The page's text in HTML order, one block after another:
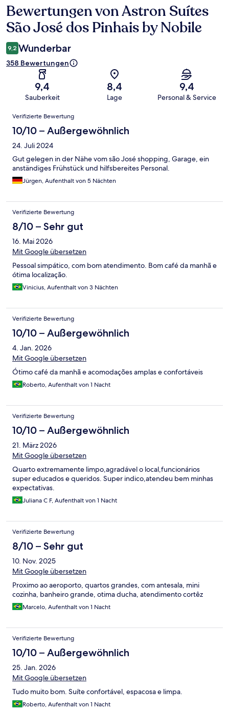
Bewertungen
Bewertungen von Astron Suítes
São José dos Pinhais by Nobile
9,2 Wunderbar
358 Bewertungen
9,4
Sauberkeit
8,4
Lage
9,4
Personal & Service
Bewertungen
Verifizierte Bewertung
10/10 – Außergewöhnlich
24. Juli 2024
Gut gelegen in der Nähe vom são José shopping, Garage, ein
anständiges Frühstück und hilfsbereites Personal.
Jürgen, Aufenthalt von 5 Nächten
Verifizierte Bewertung
8/10 – Sehr gut
16. Mai 2026
Mit Google übersetzen
Pessoal simpático, com bom atendimento. Bom café da manhã e
ótima localização.
Vinicius, Aufenthalt von 3 Nächten
Verifizierte Bewertung
10/10 – Außergewöhnlich
4. Jan. 2026
Mit Google übersetzen
Ótimo café da manhã e acomodações amplas e confortáveis
Roberto, Aufenthalt von 1 Nacht
Verifizierte Bewertung
10/10 – Außergewöhnlich
21. März 2026
Mit Google übersetzen
Quarto extremamente limpo,agradável o local,funcionários
super educados e queridos. Super indico,atendeu bem minhas
expectativas.
Juliana C F, Aufenthalt von 1 Nacht
Verifizierte Bewertung
8/10 – Sehr gut
10. Nov. 2025
Mit Google übersetzen
Proximo ao aeroporto, quartos grandes, com antesala, mini
cozinha, banheiro grande, otima ducha, atendimento cortêz
Marcelo, Aufenthalt von 1 Nacht
Verifizierte Bewertung
10/10 – Außergewöhnlich
25. Jan. 2026
Mit Google übersetzen
Tudo muito bom. Suíte confortável, espacosa e limpa.
Roberto, Aufenthalt von 1 Nacht